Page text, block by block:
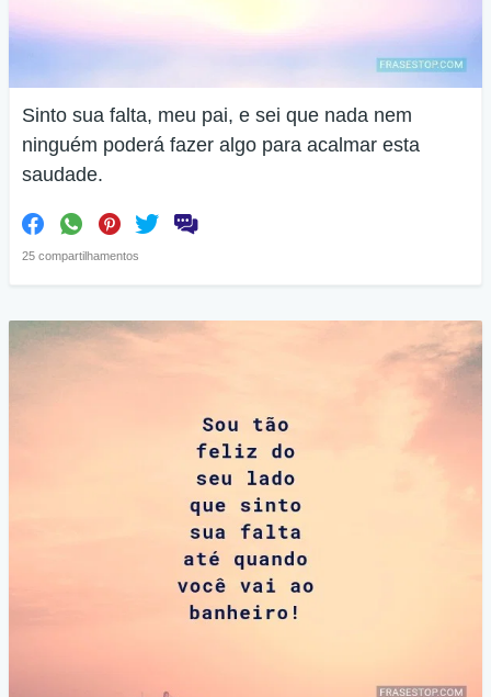
Sinto sua falta, meu pai, e sei que nada nem
ninguém poderá fazer algo para acalmar esta
saudade.
25 compartilhamentos